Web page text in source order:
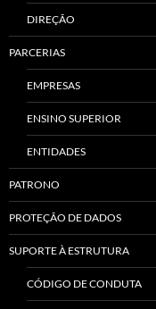
DIREÇÃO
PARCERIAS
EMPRESAS
ENSINO SUPERIOR
ENTIDADES
PATRONO
PROTEÇÃO DE DADOS
SUPORTE À ESTRUTURA
CÓDIGO DE CONDUTA